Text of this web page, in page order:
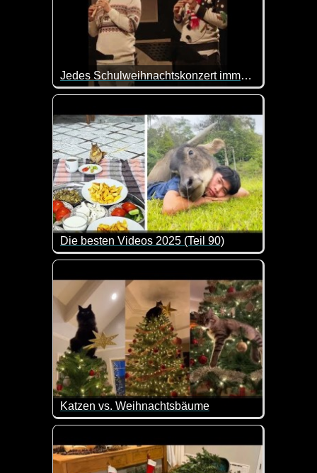
Jedes Schulweihnachtskonzert immer...
Besser hätten sie das nicht nachmachen können :-)
Die besten Videos 2025 (Teil 90)
Eine tolle Zusammenstellung von lustigen
Katzen vs. Weihnachtsbäume
Vor Katzen ist kein Weihnachtsbaum sicher. Das